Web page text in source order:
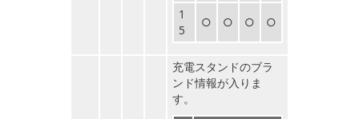
1
5
○ ○ ○ ○
充電スタンドのブラ
ンド情報が入りま
す。